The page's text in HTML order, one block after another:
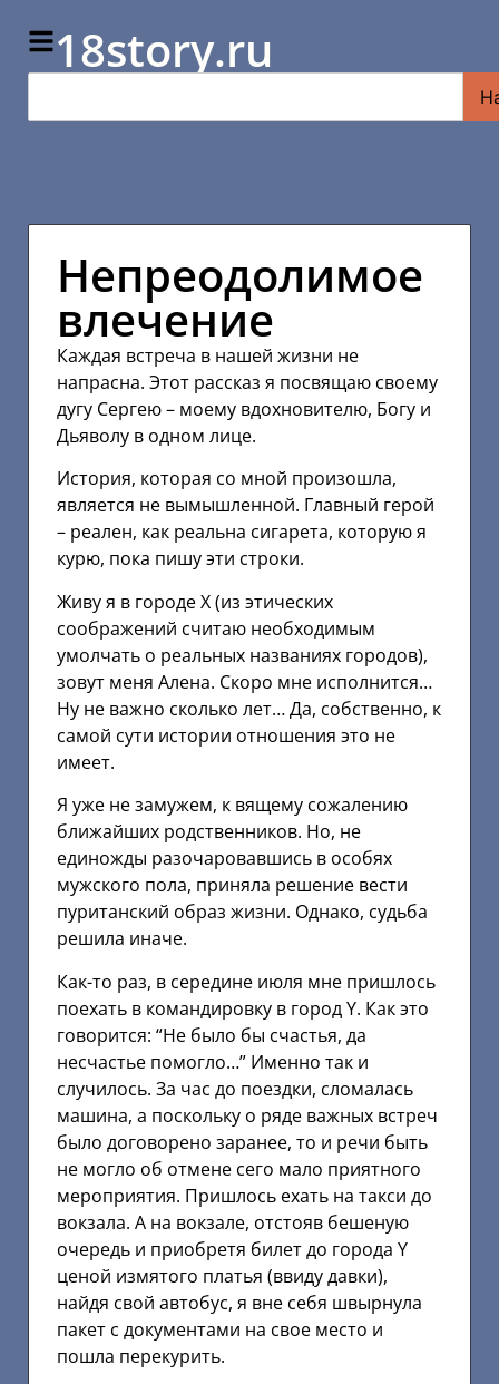
18story.ru
Непреодолимое
влечение
Каждая встреча в нашей жизни не
напрасна. Этот рассказ я посвящаю своему
дугу Сергею – моему вдохновителю, Богу и
Дьяволу в одном лице.
История, которая со мной произошла,
является не вымышленной. Главный герой
– реален, как реальна сигарета, которую я
курю, пока пишу эти строки.
Живу я в городе Х (из этических
соображений считаю необходимым
умолчать о реальных названиях городов),
зовут меня Алена. Скоро мне исполнится…
Ну не важно сколько лет… Да, собственно, к
самой сути истории отношения это не
имеет.
Я уже не замужем, к вящему сожалению
ближайших родственников. Но, не
единожды разочаровавшись в особях
мужского пола, приняла решение вести
пуританский образ жизни. Однако, судьба
решила иначе.
Как-то раз, в середине июля мне пришлось
поехать в командировку в город Y. Как это
говорится: “Не было бы счастья, да
несчастье помогло…” Именно так и
случилось. За час до поездки, сломалась
машина, а поскольку о ряде важных встреч
было договорено заранее, то и речи быть
не могло об отмене сего мало приятного
мероприятия. Пришлось ехать на такси до
вокзала. А на вокзале, отстояв бешеную
очередь и приобретя билет до города Y
ценой измятого платья (ввиду давки),
найдя свой автобус, я вне себя швырнула
пакет с документами на свое место и
пошла перекурить.